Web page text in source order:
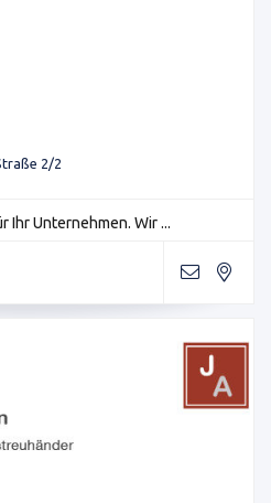
2/2
Ihr Unternehmen. Wir ...